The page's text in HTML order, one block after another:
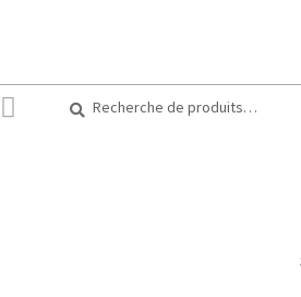
pour :